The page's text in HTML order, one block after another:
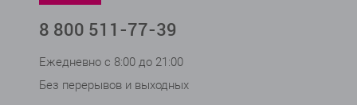
8 800 511-77-39
Ежедневно с 8:00 до 21:00
Без перерывов и выходных